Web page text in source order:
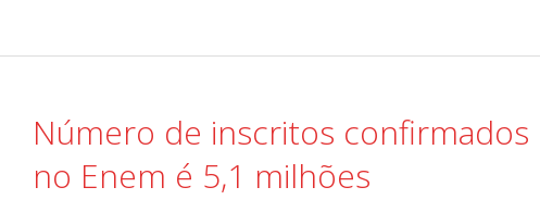
Número de inscritos confirmados
no Enem é 5,1 milhões